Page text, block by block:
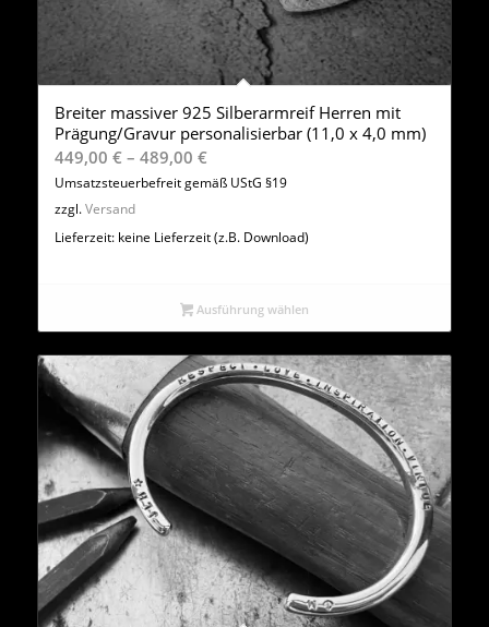
Breiter massiver 925 Silberarmreif Herren mit
Prägung/Gravur personalisierbar (11,0 x 4,0 mm)
449,00 € – 489,00 €Preisspanne:
449,00 €
489,00 €
Umsatzsteuerbefreit gemäß UStG §19
zzgl.Versand
Lieferzeit: keine Lieferzeit (z.B. Download)
Ausführung wählen